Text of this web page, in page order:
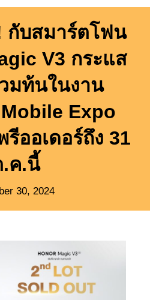
กับสมาร์ตโฟน
V3 กระแส
มท้นในงาน
Expo
ออเดอร์ถึง 31
.ค.นี้
30, 2024